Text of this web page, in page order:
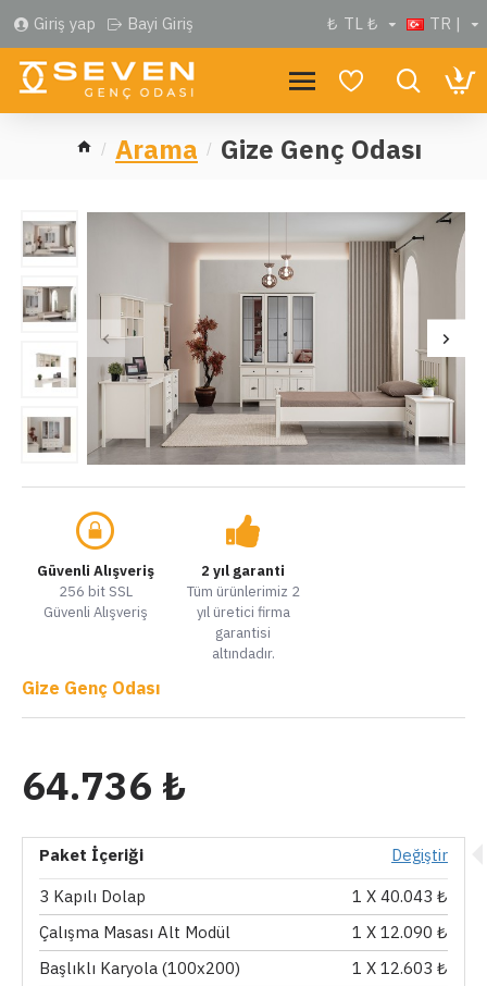
Giriş yap Bayi Giriş ₺ TL ₺ TR |
Arama Gize Genç Odası
Güvenli Alışveriş
256 bit SSL
Güvenli Alışveriş
2 yıl garanti
Tüm ürünlerimiz 2
yıl üretici firma
garantisi
altındadır.
Gize Genç Odası
64.736 ₺
Paket İçeriği
Değiştir
3 Kapılı Dolap
1 X 40.043 ₺
Çalışma Masası Alt Modül
1 X 12.090 ₺
Başlıklı Karyola (100x200)
1 X 12.603 ₺